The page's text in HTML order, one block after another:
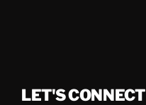
LET'S CONNECT